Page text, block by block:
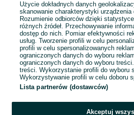
Popularne wyszukiwania
Użycie dokładnych danych
skanowanie charakterystyki
Rozumienie odbiorców dzięki
różnych źródeł. Przechowywanie
dostęp do nich. Pomiar efektywności
usług. Tworzenie profili w celu
profili w celu spersonalizowanych
ograniczonych danych do wyboru
ograniczonych danych do wyboru
treści. Wykorzystanie profili do wyboru
Wykorzystywanie profili w celu doboru
Lista partnerów (dostawców)
Akceptuj